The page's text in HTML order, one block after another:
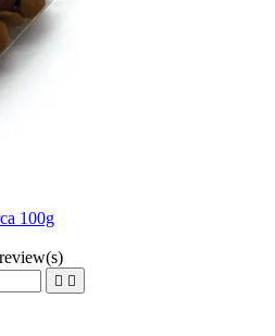
100g
review(s)
 